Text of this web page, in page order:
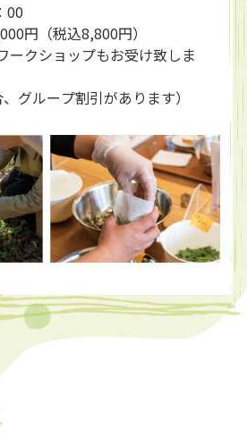
00
円（税込8,800円）
クショップもお受け致しま
グループ割引があります）